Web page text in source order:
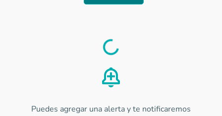
Load
Puedes agregar una alerta y te notificaremos